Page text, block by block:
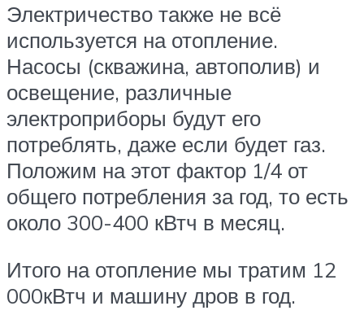
Электричество также не всё
используется на отопление.
Насосы (скважина, автополив) и
освещение, различные
электроприборы будут его
потреблять, даже если будет газ.
Положим на этот фактор 1/4 от
общего потребления за год, то есть
около 300-400 кВтч в месяц.
Итого на отопление мы тратим 12
000кВтч и машину дров в год.